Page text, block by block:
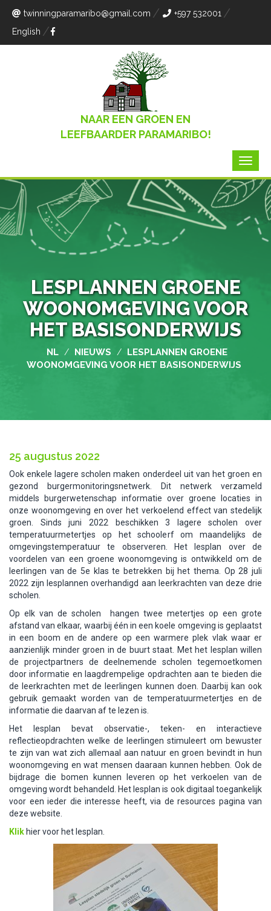
twinningparamaribo@gmail.com
+597 532001
English
NAAR EEN GROEN EN
LEEFBAARDER PARAMARIBO!
LESPLANNEN GROENE
WOONOMGEVING VOOR
HET BASISONDERWIJS
NL / NIEUWS /
LESPLANNEN GROENE
WOONOMGEVING VOOR HET BASISONDERWIJS
25 augustus 2022
Ook enkele lagere scholen maken onderdeel uit van het groen en
gezond burgermonitoringsnetwerk. Dit netwerk verzameld
middels burgerwetenschap informatie over groene locaties in
onze woonomgeving en over het verkoelend effect van stedelijk
groen. Sinds juni 2022 beschikken 3 lagere scholen over
temperatuurmetertjes op het schoolerf om maandelijks de
omgevingstemperatuur te observeren. Het lesplan over de
voordelen van een groene woonomgeving is ontwikkeld om de
leerlingen van de 5e klas te betrekken bij het thema. Op 28 juli
2022 zijn lesplannen overhandigd aan leerkrachten van deze drie
scholen.
Op elk van de scholen hangen twee metertjes op een grote
afstand van elkaar, waarbij één in een koele omgeving is geplaatst
in een boom en de andere op een warmere plek vlak waar er
aanzienlijk minder groen in de buurt staat. Met het lesplan willen
de projectpartners de deelnemende scholen tegemoetkomen
door informatie en laagdrempelige opdrachten aan te bieden die
de leerkrachten met de leerlingen kunnen doen. Daarbij kan ook
gebruik gemaakt worden van de temperatuurmetertjes en de
informatie die daarvan af te lezen is.
Het lesplan bevat observatie-, teken- en interactieve
reflectieopdrachten welke de leerlingen stimuleert om bewuster
te zijn van wat zich allemaal aan natuur en groen bevindt in hun
woonomgeving en wat mensen daaraan kunnen hebben. Ook de
bijdrage die bomen kunnen leveren op het verkoelen van de
omgeving wordt behandeld. Het lesplan is ook digitaal toegankelijk
voor een ieder die interesse heeft, via de resources pagina van
deze website.
Klik hier voor het lesplan.